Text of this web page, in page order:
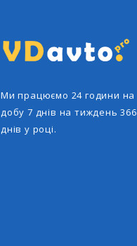
Ми працюємо 24 години на
добу 7 днів на тиждень 366
днів у році.